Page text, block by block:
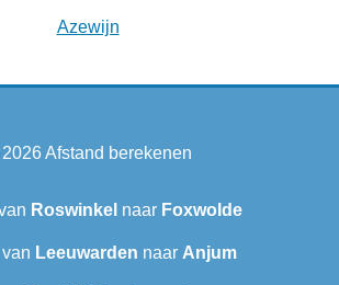
Azewijn
Afstand berekenen
Roswinkel naar Foxwolde
Leeuwarden naar Anjum